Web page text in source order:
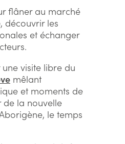
flâner au marché
découvrir les
et échanger
visite libre du
mêlant
et moments de
la nouvelle
le temps